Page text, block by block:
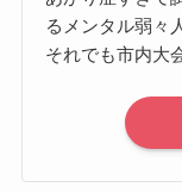
るメンタル弱々
それでも市内大